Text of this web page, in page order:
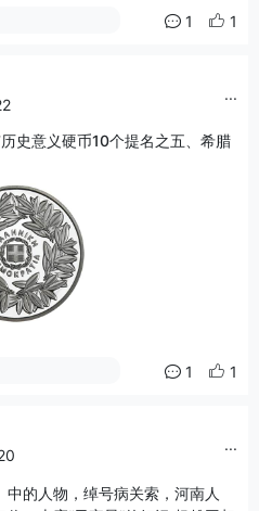
1 1
...
史意义硬币10个提名之五、希腊
1 1
...
的人物，绰号病关索，河南人